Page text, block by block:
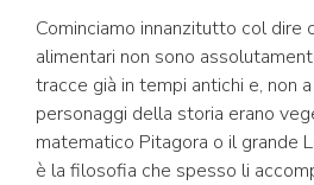
Cominciamo innanzitutto col dire
alimentari non sono
tracce già in tempi antichi e, non
personaggi della storia erano
matematico Pitagora o il grande
è la filosofia che spesso li